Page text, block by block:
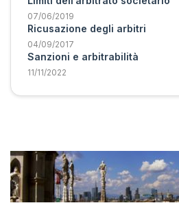
07/06/2019
Ricusazione degli arbitri
04/09/2017
Sanzioni e arbitrabilità
11/11/2022